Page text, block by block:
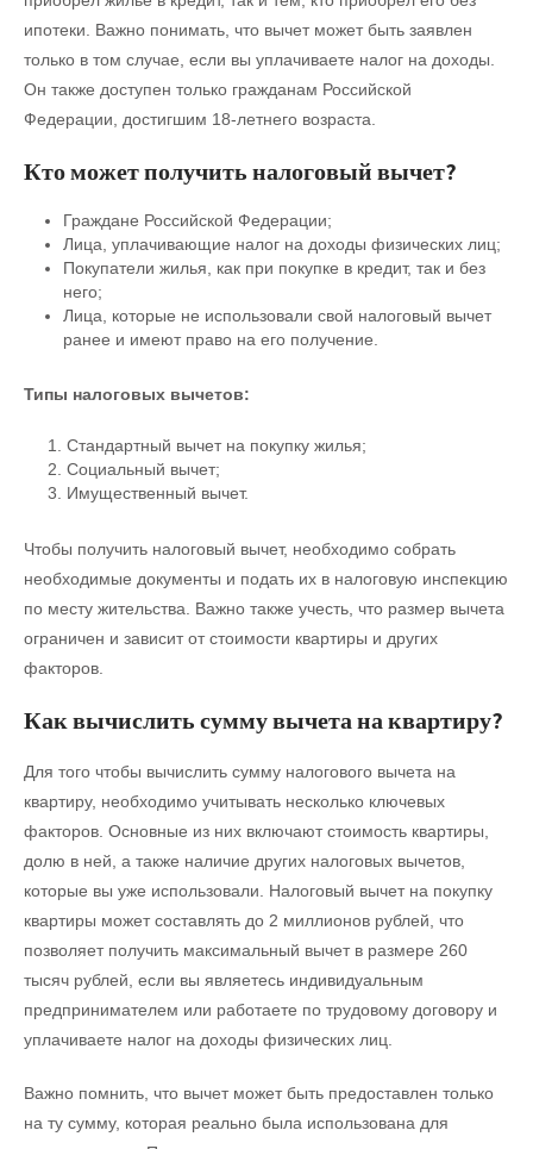
ипотеки. Важно понимать, что вычет может быть заявлен
только в том случае, если вы уплачиваете налог на доходы.
Он также доступен только гражданам Российской
Федерации, достигшим 18-летнего возраста.
Кто может получить налоговый вычет?
Граждане Российской Федерации;
Лица, уплачивающие налог на доходы физических лиц;
Покупатели жилья, как при покупке в кредит, так и без
него;
Лица, которые не использовали свой налоговый вычет
ранее и имеют право на его получение.
Типы налоговых вычетов:
Стандартный вычет на покупку жилья;
Социальный вычет;
Имущественный вычет.
Чтобы получить налоговый вычет, необходимо собрать
необходимые документы и подать их в налоговую инспекцию
по месту жительства. Важно также учесть, что размер вычета
ограничен и зависит от стоимости квартиры и других
факторов.
Как вычислить сумму вычета на квартиру?
Для того чтобы вычислить сумму налогового вычета на
квартиру, необходимо учитывать несколько ключевых
факторов. Основные из них включают стоимость квартиры,
долю в ней, а также наличие других налоговых вычетов,
которые вы уже использовали. Налоговый вычет на покупку
квартиры может составлять до 2 миллионов рублей, что
позволяет получить максимальный вычет в размере 260
тысяч рублей, если вы являетесь индивидуальным
предпринимателем или работаете по трудовому договору и
уплачиваете налог на доходы физических лиц.
Важно помнить, что вычет может быть предоставлен только
на ту сумму, которая реально была использована для